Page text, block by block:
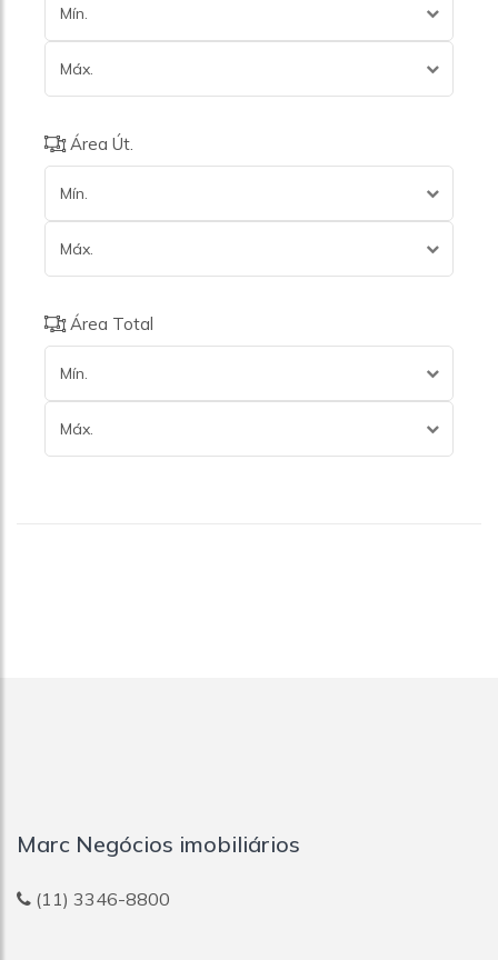
Mín.
Máx.
Área Út.
Mín.
Máx.
Área Total
Mín.
Máx.
Marc Negócios imobiliários
(11) 3346-8800